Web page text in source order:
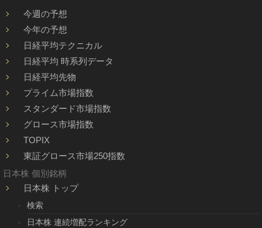
今週の予想
今年の予想
日経平均テクニカル
日経平均 時系列データ
日経平均先物
プライム市場指数
スタンダード市場指数
グロース市場指数
TOPIX
東証グロース市場250指数
日本株 個別銘柄
日本株 トップ
検索
日本株 連続増配ランキング